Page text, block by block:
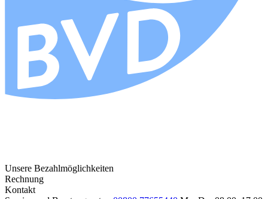
Unsere Bezahlmöglichkeiten
Rechnung
Kontakt